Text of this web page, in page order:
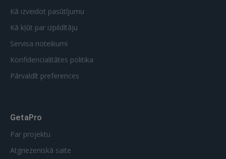
Kā izveidot pasūtījumu
Kā kļūt par izpildītāju
Servisa noteikumi
Konfidencialitātes politika
Pārvaldīt preferences
GetaPro
Par projektu
Atgriezeniskā saite